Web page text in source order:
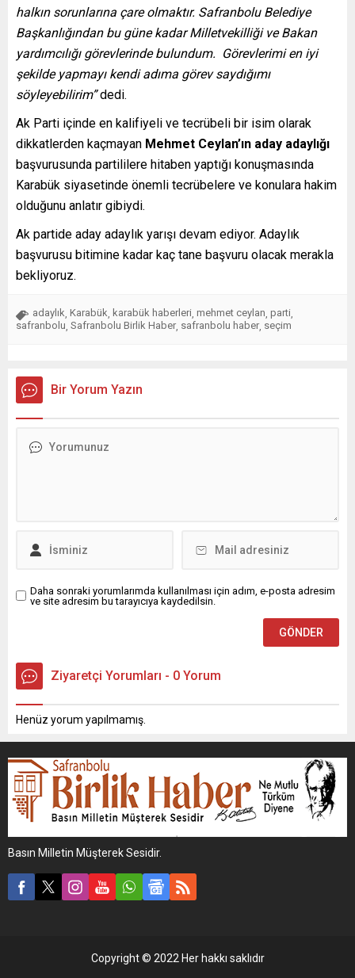
halkın sorunlarına çare olmaktır. Safranbolu Belediye
Başkanlığından bu güne kadar Milletvekilliği ve Bakan
yardımcılığı görevlerinde bulundum. Görevlerimi en iyi
şekilde yapmayı kendi adıma görev saydığımı
söyleyebilirim”dedi.
Ak Parti içinde en kalifiyeli ve tecrübeli bir isim olarak
dikkatlerden kaçmayan Mehmet Ceylan’ın aday adaylığı
başvurusunda partililere hitaben yaptığı konuşmasında
Karabük siyasetinde önemli tecrübelere ve konulara hakim
olduğunu anlatır gibiydi.
Ak partide aday adaylık yarışı devam ediyor. Adaylık
başvurusu bitimine kadar kaç tane başvuru olacak merakla
bekliyoruz.
adaylık Karabük karabük haberleri mehmet ceylan parti
safranbolu Safranbolu Birlik Haber safranbolu haber seçim
Bir Yorum Yazın
Daha sonraki yorumlarımda kullanılması için adım, e-posta adresim
ve site adresim bu tarayıcıya kaydedilsin.
Ziyaretçi Yorumları - 0 Yorum
Henüz yorum yapılmamış.
Basın Milletin Müşterek Sesidir.
Copyright © 2022 Her hakkı saklıdır